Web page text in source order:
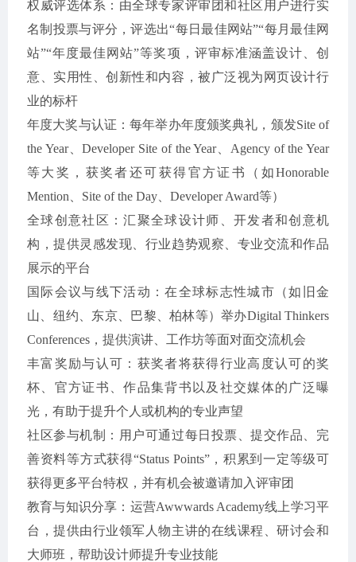
权威评选体系：由全球专家评审团和社区用户进行实
名制投票与评分，评选出“每日最佳网站”“每月最佳网
站”“年度最佳网站”等奖项，评审标准涵盖设计、创
意、实用性、创新性和内容，被广泛视为网页设计行
业的标杆
年度大奖与认证：每年举办年度颁奖典礼，颁发Site of
the Year、Developer Site of the Year、Agency of the Year
等大奖，获奖者还可获得官方证书（如Honorable
Mention、Site of the Day、Developer Award等）
全球创意社区：汇聚全球设计师、开发者和创意机
构，提供灵感发现、行业趋势观察、专业交流和作品
展示的平台
国际会议与线下活动：在全球标志性城市（如旧金
山、纽约、东京、巴黎、柏林等）举办Digital Thinkers
Conferences，提供演讲、工作坊等面对面交流机会
丰富奖励与认可：获奖者将获得行业高度认可的奖
杯、官方证书、作品集背书以及社交媒体的广泛曝
光，有助于提升个人或机构的专业声望
社区参与机制：用户可通过每日投票、提交作品、完
善资料等方式获得“Status Points”，积累到一定等级可
获得更多平台特权，并有机会被邀请加入评审团
教育与知识分享：运营Awwwards Academy线上学习平
台，提供由行业领军人物主讲的在线课程、研讨会和
大师班，帮助设计师提升专业技能